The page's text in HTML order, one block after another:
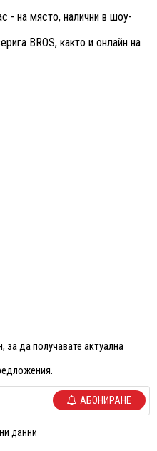
- на място, налични в шоу-
BROS, както и онлайн на
за да получавате актуална
АБОНИРАНЕ
данни